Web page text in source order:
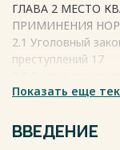
ГЛАВА 2 МЕСТО
ПРИМИНЕНИЯ
2.1 Уголовный
преступлений 17
квалификации
СПИСОК
Весь текст будет
Показать еще
ВВЕДЕНИЕ